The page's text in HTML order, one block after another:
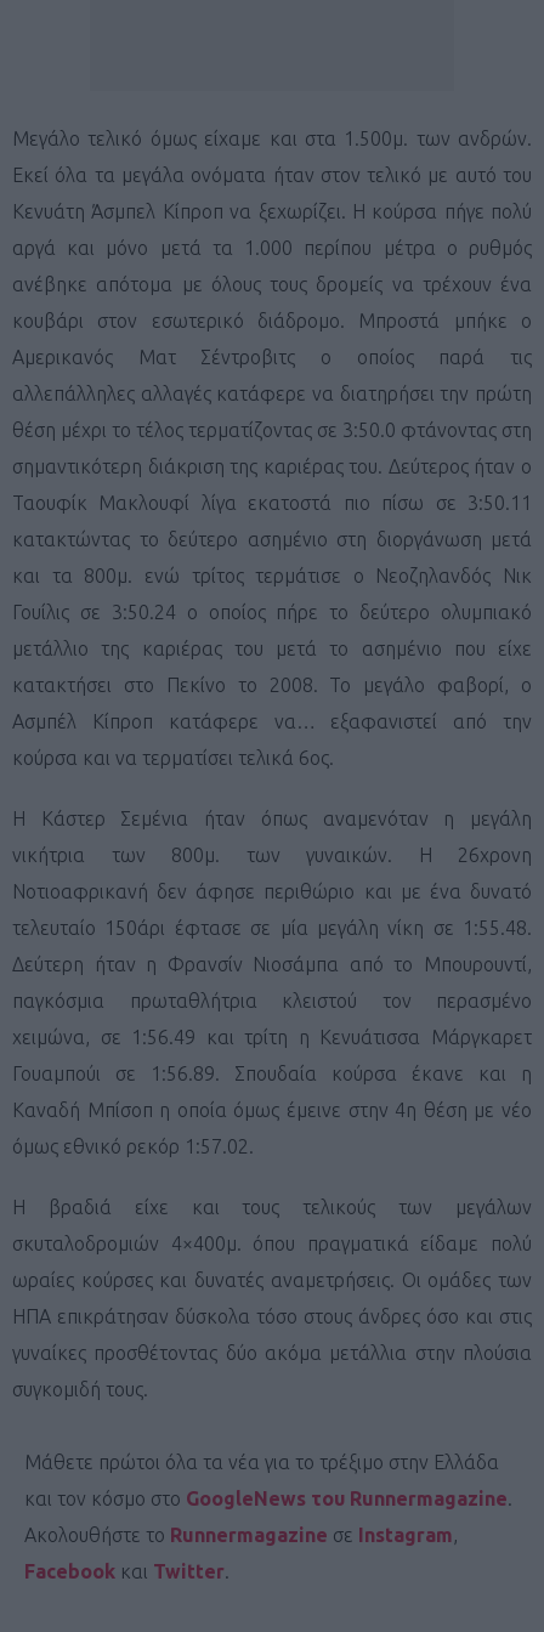
Μεγάλο τελικό όμως είχαμε και στα 1.500μ. των ανδρών.
Εκεί όλα τα μεγάλα ονόματα ήταν στον τελικό με αυτό του
Κενυάτη Άσμπελ Κίπροπ να ξεχωρίζει. Η κούρσα πήγε πολύ
αργά και μόνο μετά τα 1.000 περίπου μέτρα ο ρυθμός
ανέβηκε απότομα με όλους τους δρομείς να τρέχουν ένα
κουβάρι στον εσωτερικό διάδρομο. Μπροστά μπήκε ο
Αμερικανός Ματ Σέντροβιτς ο οποίος παρά τις
αλλεπάλληλες αλλαγές κατάφερε να διατηρήσει την πρώτη
θέση μέχρι το τέλος τερματίζοντας σε 3:50.0 φτάνοντας στη
σημαντικότερη διάκριση της καριέρας του. Δεύτερος ήταν ο
Ταουφίκ Μακλουφί λίγα εκατοστά πιο πίσω σε 3:50.11
κατακτώντας το δεύτερο ασημένιο στη διοργάνωση μετά
και τα 800μ. ενώ τρίτος τερμάτισε ο Νεοζηλανδός Νικ
Γουίλις σε 3:50.24 ο οποίος πήρε το δεύτερο ολυμπιακό
μετάλλιο της καριέρας του μετά το ασημένιο που είχε
κατακτήσει στο Πεκίνο το 2008. Το μεγάλο φαβορί, ο
Ασμπέλ Κίπροπ κατάφερε να… εξαφανιστεί από την
κούρσα και να τερματίσει τελικά 6ος.
Η Κάστερ Σεμένια ήταν όπως αναμενόταν η μεγάλη
νικήτρια των 800μ. των γυναικών. Η 26χρονη
Νοτιοαφρικανή δεν άφησε περιθώριο και με ένα δυνατό
τελευταίο 150άρι έφτασε σε μία μεγάλη νίκη σε 1:55.48.
Δεύτερη ήταν η Φρανσίν Νιοσάμπα από το Μπουρουντί,
παγκόσμια πρωταθλήτρια κλειστού τον περασμένο
χειμώνα, σε 1:56.49 και τρίτη η Κενυάτισσα Μάργκαρετ
Γουαμπούι σε 1:56.89. Σπουδαία κούρσα έκανε και η
Καναδή Μπίσοπ η οποία όμως έμεινε στην 4η θέση με νέο
όμως εθνικό ρεκόρ 1:57.02.
Η βραδιά είχε και τους τελικούς των μεγάλων
σκυταλοδρομιών 4×400μ. όπου πραγματικά είδαμε πολύ
ωραίες κούρσες και δυνατές αναμετρήσεις. Οι ομάδες των
ΗΠΑ επικράτησαν δύσκολα τόσο στους άνδρες όσο και στις
γυναίκες προσθέτοντας δύο ακόμα μετάλλια στην πλούσια
συγκομιδή τους.
Μάθετε πρώτοι όλα τα νέα για το τρέξιμο στην Ελλάδα
και τον κόσμο στο GoogleNews του Runnermagazine.
Ακολουθήστε το Runnermagazine σε Instagram,
Facebook και Twitter.